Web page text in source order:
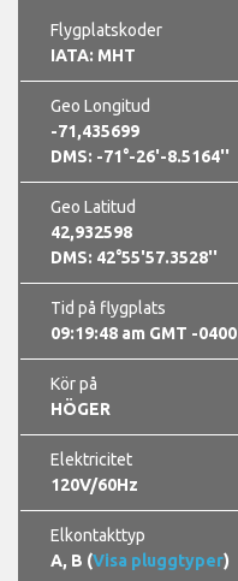
Flygplatskoder
IATA: MHT
Geo Longitud
-71,435699
DMS: -71°-26'-8.5164''
Geo Latitud
42,932598
DMS: 42°55'57.3528''
Tid på flygplats
09:19:49 am GMT -0400
Kör på
HÖGER
Elektricitet
120V/60Hz
Elkontakttyp
A, B (Visa pluggtyper)